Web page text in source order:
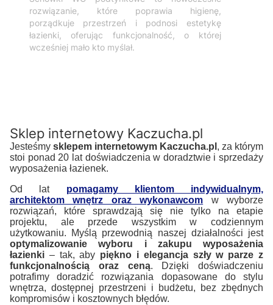
rozwiązanie, które poprawia higienę,
porządkuje przestrzeń i podnosi estetykę
łazienki, oferując funkcjonalność, o której
wcześniej mało kto myślał.
Sklep internetowy Kaczucha.pl
Jesteśmy sklepem internetowym Kaczucha.pl , za którym
stoi ponad 20 lat doświadczenia w doradztwie i sprzedaży
wyposażenia łazienek.
Od lat pomagamy klientom indywidualnym,
architektom wnętrz oraz wykonawcom w wyborze
rozwiązań, które sprawdzają się nie tylko na etapie
projektu, ale przede wszystkim w codziennym
użytkowaniu. Myślą przewodnią naszej działalności jest
optymalizowanie wyboru i zakupu wyposażenia
łazienki – tak, aby piękno i elegancja szły w parze z
funkcjonalnością oraz ceną. Dzięki doświadczeniu
potrafimy doradzić rozwiązania dopasowane do stylu
wnętrza, dostępnej przestrzeni i budżetu, bez zbędnych
kompromisów i kosztownych błędów.